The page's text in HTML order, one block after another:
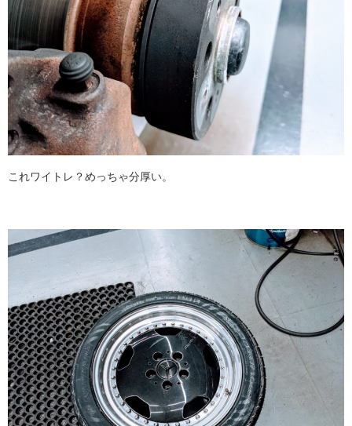
これワイトレ？めっちゃ分厚い。